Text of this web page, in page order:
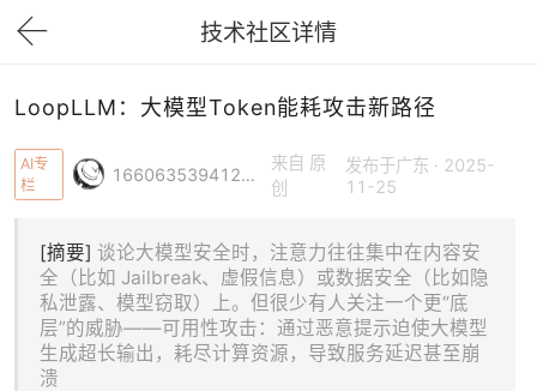
技术社区详情
下拉刷新
LoopLLM：大模型Token能耗攻击新路径
AI专
栏
1660635394122871
来自 原
创
发布于广东 · 2025-
11-25
[摘要] 谈论大模型安全时，注意力往往集中在内容安
全（比如 Jailbreak、虚假信息）或数据安全（比如隐
私泄露、模型窃取）上。但很少有人关注一个更“底
层”的威胁——可用性攻击：通过恶意提示迫使大模型
生成超长输出，耗尽计算资源，导致服务延迟甚至崩
溃